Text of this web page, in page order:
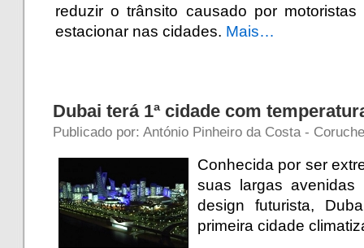
reduzir o trânsito causado por
estacionar nas cidades. Mais…
Dubai terá 1ª cidade com
Publicado por: António Pinheiro da Costa -
Conhecida por ser
suas largas avenidas
design futurista,
primeira cidade